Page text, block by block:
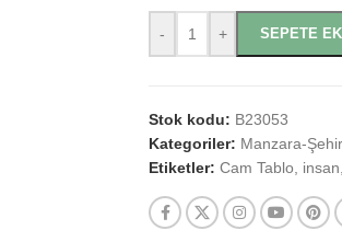
- + SEPETE
Stok kodu: B23053
Kategoriler: Manzara-Şehir
Etiketler: Cam Tablo insan